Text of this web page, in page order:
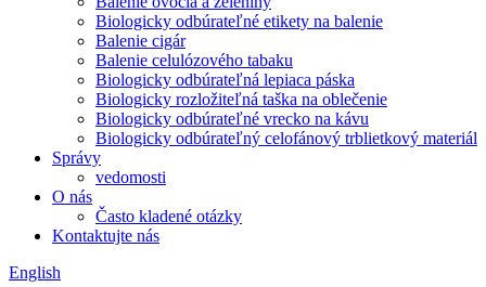
Biologicky odbúrateľné etikety na balenie
Balenie cigár
Balenie celulózového tabaku
Biologicky odbúrateľná lepiaca páska
Biologicky rozložiteľná taška na oblečenie
Biologicky odbúrateľné vrecko na kávu
Biologicky odbúrateľný celofánový trblietkový materiál
Správy
vedomosti
O nás
Často kladené otázky
Kontaktujte nás
English